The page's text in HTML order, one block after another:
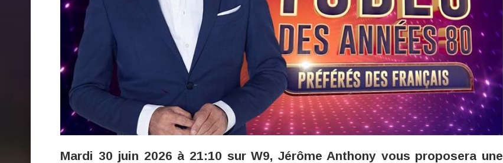
Mardi 30 juin 2026 à 21:10 sur W9, Jérôme Anthony vous proposera une